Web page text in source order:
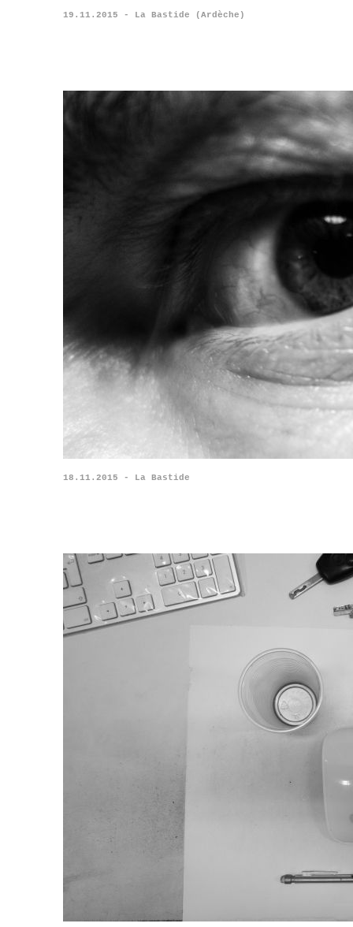
19.11.2015 - La Bastide (Ardèche)
18.11.2015 - La Bastide